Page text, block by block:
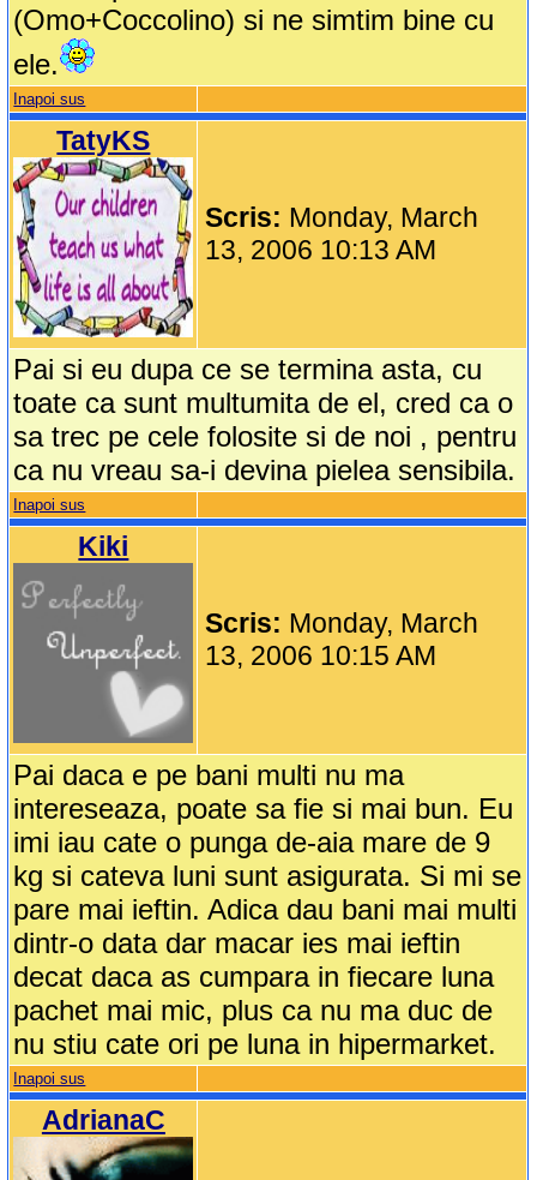
(Omo+Coccolino) si ne simtim bine cu
ele.
Inapoi sus
TatyKS
Scris: Monday, March
13, 2006 10:13 AM
Pai si eu dupa ce se termina asta, cu
toate ca sunt multumita de el, cred ca o
sa trec pe cele folosite si de noi , pentru
ca nu vreau sa-i devina pielea sensibila.
Inapoi sus
Kiki
Scris: Monday, March
13, 2006 10:15 AM
Pai daca e pe bani multi nu ma
intereseaza, poate sa fie si mai bun. Eu
imi iau cate o punga de-aia mare de 9
kg si cateva luni sunt asigurata. Si mi se
pare mai ieftin. Adica dau bani mai multi
dintr-o data dar macar ies mai ieftin
decat daca as cumpara in fiecare luna
pachet mai mic, plus ca nu ma duc de
nu stiu cate ori pe luna in hipermarket.
Inapoi sus
AdrianaC